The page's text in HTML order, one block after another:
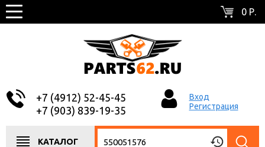
0 Р.
+7 (4912) 52-45-45
+7 (903) 839-19-35
Вход
Регистрация
КАТАЛОГ